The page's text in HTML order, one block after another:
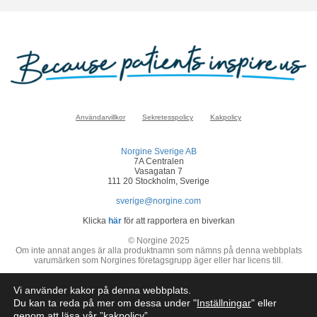
Användarvillkor Sekretesspolicy Kakpolicy
Norgine Sverige AB
7A Centralen
Vasagatan 7
111 20 Stockholm, Sverige
sverige@norgine.com
Klicka härför att rapportera en biverkan
© Norgine 2025
Om inte annat anges är alla produktnamn som nämns på denna webbplats
varumärken som Norgines företagsgrupp äger eller har licens till.
Vi använder kakor på denna webbplats.
Du kan ta reda på mer om dessa under "Inställningar" eller